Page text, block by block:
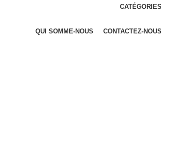
CATÉGORIES
QUI SOMME-NOUS CONTACTEZ-NOUS